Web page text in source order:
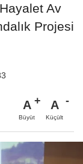
Av
Projesi
A
Büyüt
A
Küçült